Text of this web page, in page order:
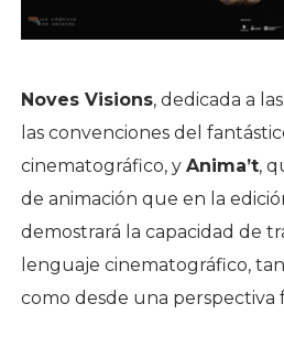
Noves Visions, dedicada a
las convenciones del
cinematográfico, y Anima’t,
de animación que en la
demostrará la capacidad de
lenguaje cinematográfico,
como desde una perspectiva